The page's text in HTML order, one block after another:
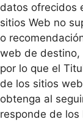
datos ofrecidos
sitios Web no
o
web de destino,
por lo que el
de los sitios
obtenga al
responde de